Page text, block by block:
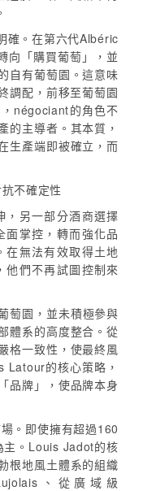
確。在第六代Albéric
向「購買葡萄」，並
自有葡萄園。這意味
配，前移至葡萄園
négociant的角色不
的主導者。其本質，
生產端即被確立，而
抗不確定性
，另一部分酒商選擇
面掌控，轉而強化品
在無法有效取得土地
他們不再試圖控制來
萄園，並未積極參與
體系的高度整合。從
格一致性，使最終風
Latour的核心策略，
品牌」，使品牌本身
。即使擁有超過160
。Louis Jadot的核
根地風土體系的組織
、從廣域級